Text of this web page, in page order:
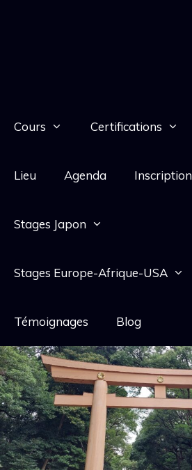
Cours Certifications
Lieu Agenda Inscription
Stages Japon
Stages Europe-Afrique-USA
Témoignages Blog